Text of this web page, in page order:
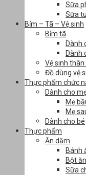
Sữa
Sữa
Bỉm – Tã – Vệ sinh
Bỉm tã
Dành
Dành
Vệ sinh thân
Đồ dùng vệ
Thực phẩm chức
Dành cho
Mẹ
Mẹ
Dành cho bé
Thực phẩm
Ăn dặm
Bánh
Bột
Sữa